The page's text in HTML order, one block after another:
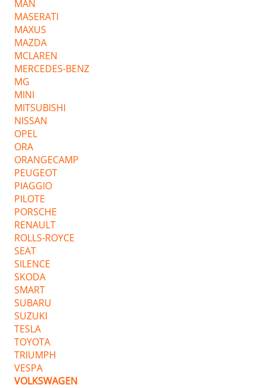
MAN
MASERATI
MAXUS
MAZDA
MCLAREN
MERCEDES-BENZ
MG
MINI
MITSUBISHI
NISSAN
OPEL
ORA
ORANGECAMP
PEUGEOT
PIAGGIO
PILOTE
PORSCHE
RENAULT
ROLLS-ROYCE
SEAT
SILENCE
SKODA
SMART
SUBARU
SUZUKI
TESLA
TOYOTA
TRIUMPH
VESPA
VOLKSWAGEN